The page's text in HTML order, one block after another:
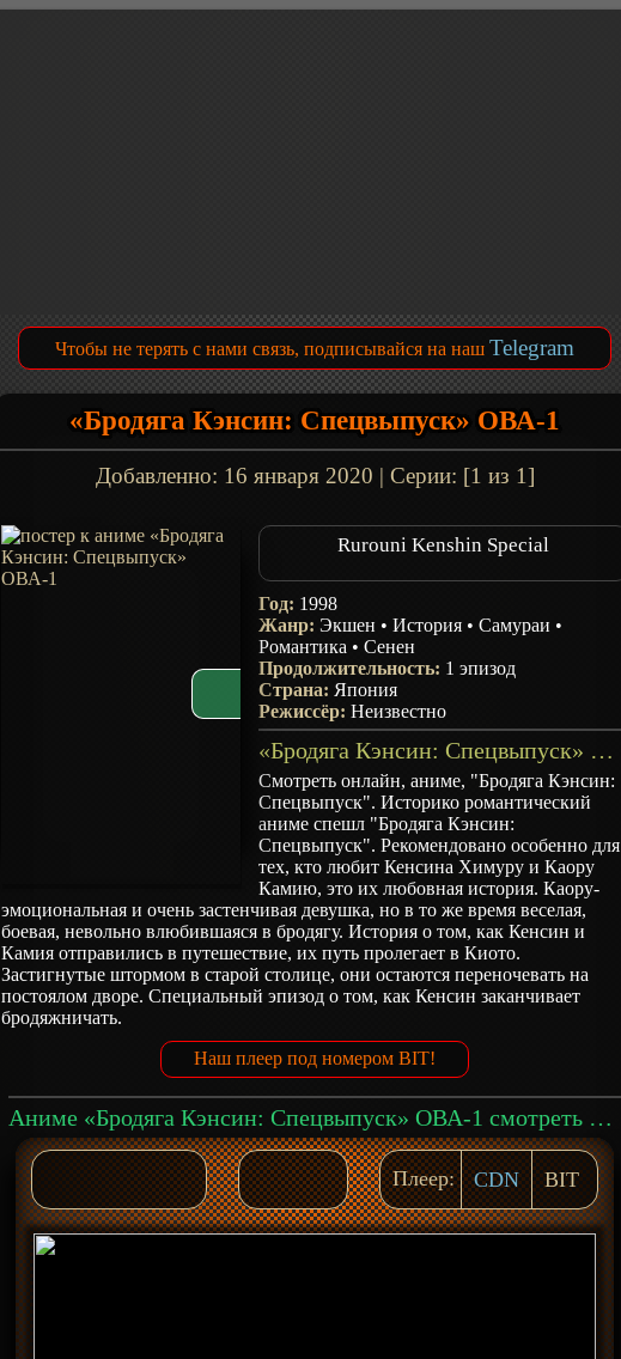
Чтобы не терять с нами связь, подписывайся на наш Telegram
«Бродяга Кэнсин: Спецвыпуск» ОВА-1
Добавленно: 16 января 2020 | Серии: [1 из 1]
Rurouni Kenshin Special
Год: 1998
Жанр:Экшен •История •Самураи •
Романтика •Сенен
Продолжительность: 1 эпизод
Страна: Япония
Режиссёр:Неизвестно
«Бродяга Кэнсин: Спецвыпуск» ОВА-1 - описание
Смотреть онлайн, аниме, "Бродяга Кэнсин:
Спецвыпуск". Историко романтический
аниме спешл "Бродяга Кэнсин:
Спецвыпуск". Рекомендовано особенно для
тех, кто любит Кенсина Химуру и Каору
Камию, это их любовная история. Каору-
эмоциональная и очень застенчивая девушка, но в то же время веселая,
боевая, невольно влюбившаяся в бродягу. История о том, как Кенсин и
Камия отправились в путешествие, их путь пролегает в Киото.
Застигнутые штормом в старой столице, они остаются переночевать на
постоялом дворе. Специальный эпизод о том, как Кенсин заканчивает
бродяжничать.
Наш плеер под номером BIT!
Аниме «Бродяга Кэнсин: Спецвыпуск» ОВА-1 смотреть онлайн
Плеер: CDN BIT